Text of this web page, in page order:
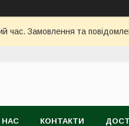
час. Замовлення та
НАС КОНТАКТИ